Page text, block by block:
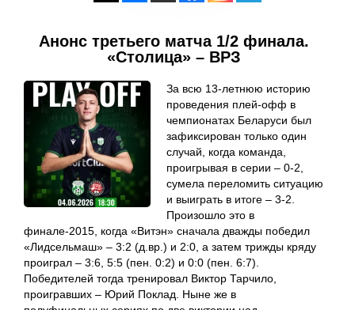
Анонс третьего матча 1/2 финала.
«Столица» – ВРЗ
За всю 13-летнюю историю
проведения плей-офф в
чемпионатах Беларуси был
зафиксирован только один
случай, когда команда,
проигрывая в серии – 0-2,
сумела переломить ситуацию
и выиграть в итоге – 3-2.
Произошло это в
финале-2015, когда «Витэн» сначала дважды победил
«Лидсельмаш» – 3:2 (д.вр.) и 2:0, а затем трижды кряду
проиграл – 3:6, 5:5 (пен. 0:2) и 0:0 (пен. 6:7).
Победителей тогда тренировал Виктор Тарчило,
проигравших – Юрий Поклад. Ныне же в